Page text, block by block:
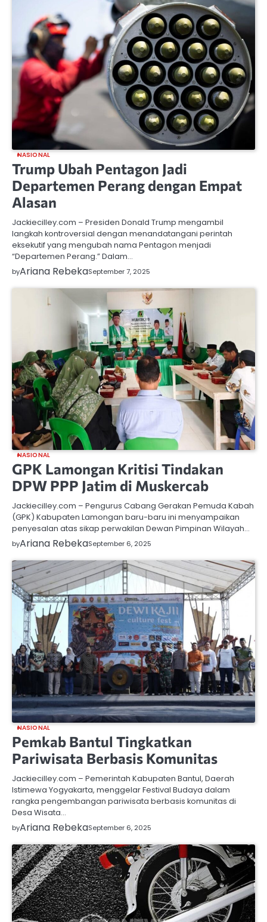
NASIONAL
Trump Ubah Pentagon Jadi
Departemen Perang dengan Empat
Alasan
Jackiecilley.com – Presiden Donald Trump mengambil
langkah kontroversial dengan menandatangani perintah
eksekutif yang mengubah nama Pentagon menjadi
“Departemen Perang.” Dalam…
byAriana RebekaSeptember 7, 2025
NASIONAL
GPK Lamongan Kritisi Tindakan
DPW PPP Jatim di Muskercab
Jackiecilley.com – Pengurus Cabang Gerakan Pemuda Kabah
(GPK) Kabupaten Lamongan baru-baru ini menyampaikan
penyesalan atas sikap perwakilan Dewan Pimpinan Wilayah…
byAriana RebekaSeptember 6, 2025
NASIONAL
Pemkab Bantul Tingkatkan
Pariwisata Berbasis Komunitas
Jackiecilley.com – Pemerintah Kabupaten Bantul, Daerah
Istimewa Yogyakarta, menggelar Festival Budaya dalam
rangka pengembangan pariwisata berbasis komunitas di
Desa Wisata…
byAriana RebekaSeptember 6, 2025